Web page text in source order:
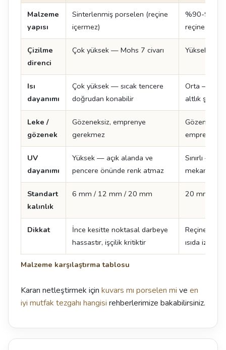
Malzeme karşılaştırma tablosu
Malzeme
yapısı
Sinterlenmiş porselen (reçine
içermez)
%90-93
reçine +
Çizilme
direnci
Çok yüksek — Mohs 7 civarı Yüksek —
Isı
dayanımı
Çok yüksek — sıcak tencere
doğrudan konabilir
Orta —
altlık şart
Leke /
gözenek
Gözeneksiz, emprenye
gerekmez
emprenye
UV
dayanımı
Yüksek — açık alanda ve
pencere önünde renk atmaz
Sınırlı —
mekan
Standart
kalınlık
6 mm / 12 mm / 20 mm 20 mm /
Dikkat
İnce kesitte noktasal darbeye
hassastır, işçilik kritiktir
Reçine
ısıda iz
Kararı netleştirmek için kuvars mı porselen mi ve en
iyi mutfak tezgahı hangisi rehberlerimize bakabilirsiniz.